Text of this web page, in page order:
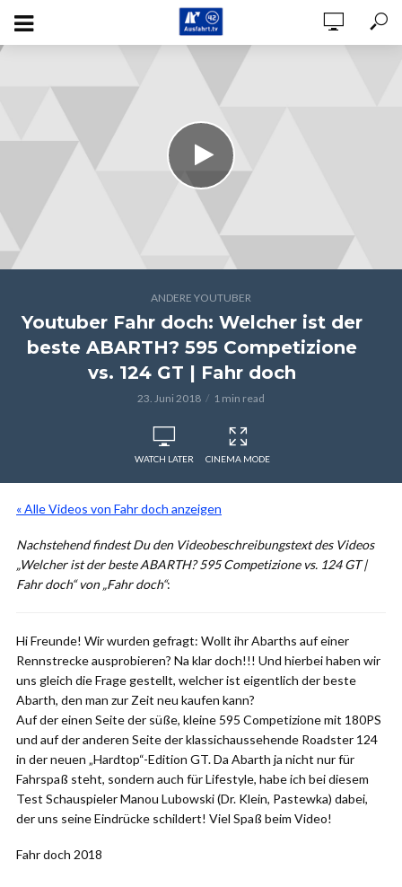
ANDERE YOUTUBER
Youtuber Fahr doch: Welcher ist der
beste ABARTH? 595 Competizione
vs. 124 GT | Fahr doch
23. Juni 2018 1 min read
WATCH LATER CINEMA MODE
« Alle Videos von Fahr doch anzeigen
Nachstehend findest Du den Videobeschreibungstext des Videos
„Welcher ist der beste ABARTH? 595 Competizione vs. 124 GT |
Fahr doch“ von „Fahr doch“:
Hi Freunde! Wir wurden gefragt: Wollt ihr Abarths auf einer
Rennstrecke ausprobieren? Na klar doch!!! Und hierbei haben wir
uns gleich die Frage gestellt, welcher ist eigentlich der beste
Abarth, den man zur Zeit neu kaufen kann?
Auf der einen Seite der süße, kleine 595 Competizione mit 180PS
und auf der anderen Seite der klassichaussehende Roadster 124
in der neuen „Hardtop“-Edition GT. Da Abarth ja nicht nur für
Fahrspaß steht, sondern auch für Lifestyle, habe ich bei diesem
Test Schauspieler Manou Lubowski (Dr. Klein, Pastewka) dabei,
der uns seine Eindrücke schildert! Viel Spaß beim Video!
Fahr doch 2018